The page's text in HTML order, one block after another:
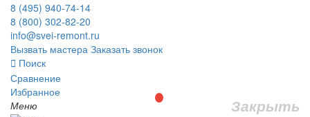
8 (495) 940-74-14
8 (800) 302-82-20
info@svei-remont.ru
Вызвать мастера Заказать звонок
Поиск
Сравнение
Избранное
Меню
Закрыть